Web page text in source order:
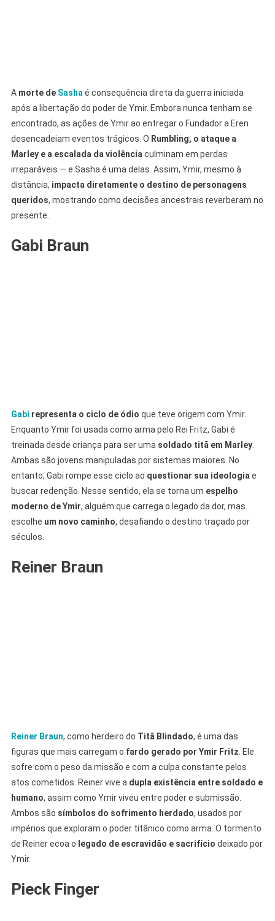
A morte de Sashaé consequência direta da guerra iniciada
após a libertação do poder de Ymir. Embora nunca tenham se
encontrado, as ações de Ymir ao entregar o Fundador a Eren
desencadeiam eventos trágicos. O Rumbling, o ataque a
Marley e a escalada da violênciaculminam em perdas
irreparáveis — e Sasha é uma delas. Assim, Ymir, mesmo à
distância, impacta diretamente o destino de personagens
queridos, mostrando como decisões ancestrais reverberam no
presente.
Gabi Braun
Gabi representa o ciclo de ódio que teve origem com Ymir.
Enquanto Ymir foi usada como arma pelo Rei Fritz, Gabi é
treinada desde criança para ser uma soldado titã em Marley.
Ambas são jovens manipuladas por sistemas maiores. No
entanto, Gabi rompe esse ciclo ao questionar sua ideologiae
buscar redenção. Nesse sentido, ela se torna um espelho
moderno de Ymir, alguém que carrega o legado da dor, mas
escolhe um novo caminho, desafiando o destino traçado por
séculos.
Reiner Braun
Reiner Braun, como herdeiro do Titã Blindado, é uma das
figuras que mais carregam o fardo gerado por Ymir Fritz . Ele
sofre com o peso da missão e com a culpa constante pelos
atos cometidos. Reiner vive a dupla existência entre soldado e
humano, assim como Ymir viveu entre poder e submissão.
Ambos são símbolos do sofrimento herdado, usados por
impérios que exploram o poder titânico como arma. O tormento
de Reiner ecoa o legado de escravidão e sacrifício deixado por
Ymir.
Pieck Finger